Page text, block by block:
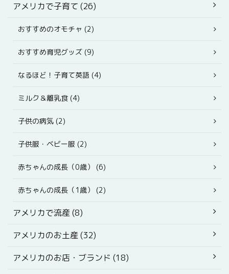
アメリカで子育て (26)
おすすめのオモチャ (2)
おすすめ育児グッズ (9)
なるほど！子育て英語 (4)
ミルク＆離乳食 (4)
子供の病気 (2)
子供服・ベビー服 (2)
赤ちゃんの成長（0歳） (6)
赤ちゃんの成長（1歳） (2)
アメリカで流産 (8)
アメリカのお土産 (32)
アメリカのお店・ブランド (18)